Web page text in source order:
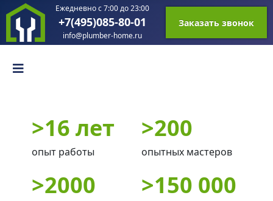
Ежедневно с 7:00 до 23:00
+7(495)085-80-01
info@plumber-home.ru
Заказать звонок
>16 лет
опыт работы
>200
опытных мастеров
>2000 >150 000